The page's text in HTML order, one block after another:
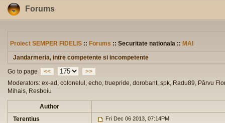
Forums
Proiect SEMPER FIDELIS :: Forums :: Securitate nationala :: MAI
Jandarmeria, intre competente si incompetente
Go to page
<<
>>
Moderators: ex-ad, colonelul, echo, truepride, dorobant, spk, Radu89, Pârvu
Mihais, Resboiu
Author
Terentius
Fri Dec 06 2013, 07:14PM